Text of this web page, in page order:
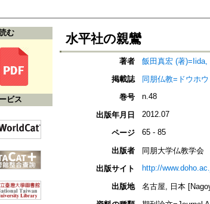
む
ビス
水平社の親鸞
著者
飯田真宏 (著)=Iida,
掲載誌
同朋仏教=ドウホ
巻号
n.48
出版年月日 2012.07
ページ 65 - 85
出版者
同朋大学仏教学会
出版サイト
http://
出版地
名古屋, 日本